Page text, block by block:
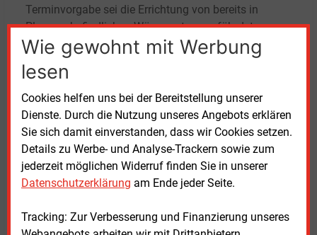
Wie gewohnt mit Werbung
lesen
Cookies helfen uns bei der Bereitstellung unserer
Dienste. Durch die Nutzung unseres Angebots erklären
Sie sich damit einverstanden, dass wir Cookies setzen.
Details zu Werbe- und Analyse-Trackern sowie zum
jederzeit möglichen Widerruf finden Sie in unserer
Datenschutzerklärung am Ende jeder Seite.
Tracking: Zur Verbesserung und Finanzierung unseres
Terminvorgabe sei die Errichtung von bereits in
Planung befindlichen Wärmenetzen gefährdet.
Kritik an Vorgaben für bestehende Wärmenetze
Verschoben werden sollten die Stichtage für die
kommunale Wärmeplanung. Die Verbände sprechen
sich für eine Fristverlängerung auf den 31. Dezember
2026 (Kommunen mit mehr als 100.000 Einwohnern)
und 31. Dezember 2028 (weniger als 100.000
Einwohner) aus.
Anstoß nehmen VKU und AGFW an der Vorgabe,